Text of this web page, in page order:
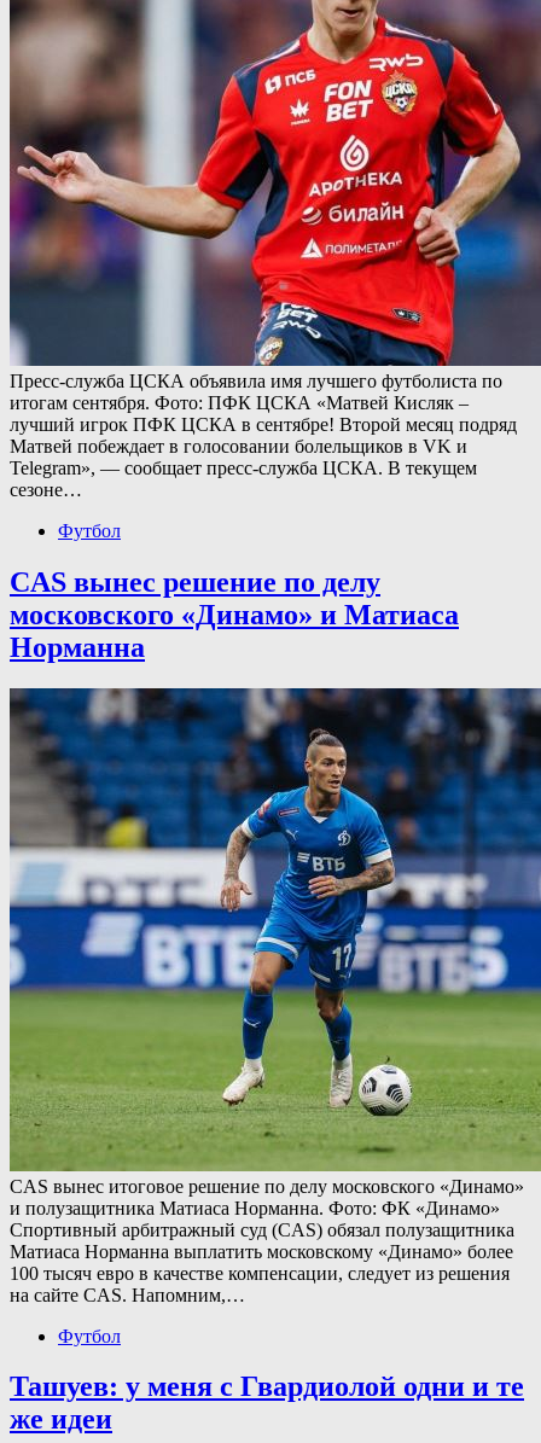
Пресс-служба ЦСКА объявила имя лучшего футболиста по
итогам сентября. Фото: ПФК ЦСКА «Матвей Кисляк –
лучший игрок ПФК ЦСКА в сентябре! Второй месяц подряд
Матвей побеждает в голосовании болельщиков в VK и
Telegram», — сообщает пресс-служба ЦСКА. В текущем
сезоне…
Футбол
CAS вынес решение по делу
московского «Динамо» и Матиаса
Норманна
CAS вынес итоговое решение по делу московского «Динамо»
и полузащитника Матиаса Норманна. Фото: ФК «Динамо»
Спортивный арбитражный суд (CAS) обязал полузащитника
Матиаса Норманна выплатить московскому «Динамо» более
100 тысяч евро в качестве компенсации, следует из решения
на сайте CAS. Напомним,…
Футбол
Ташуев: у меня с Гвардиолой одни и те
же идеи